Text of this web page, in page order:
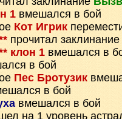
1 вмешался в бой
Кот Игрик
прочитал заклинание
клон 1 вмешался в
в бой
Пес Бротузик
в бой
вмешался в бой
на 1 уровень